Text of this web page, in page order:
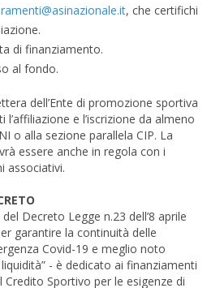
, che certifichi
di finanziamento.
al fondo.
dell’Ente di promozione sportiva
e l’iscrizione da almeno
o alla sezione parallela CIP. La
essere anche in regola con i
associativi.
Decreto Legge n.23 dell’8 aprile
garantire la continuità delle
Covid-19 e meglio noto
- è dedicato ai finanziamenti
Credito Sportivo per le esigenze di